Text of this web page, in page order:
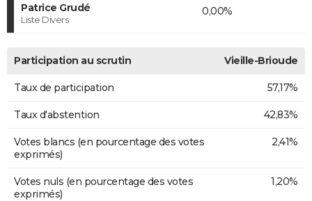
Patrice Grudé
Liste Divers
0,00%
Participation au scrutin Vieille-Brioude
Taux de participation 57,17%
Taux d'abstention 42,83%
Votes blancs (en pourcentage des votes
exprimés)
2,41%
Votes nuls (en pourcentage des votes
exprimés)
1,20%